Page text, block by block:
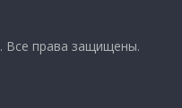
. Все права защищены.